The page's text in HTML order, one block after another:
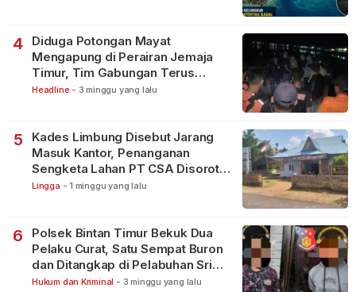
4
Diduga Potongan Mayat
Mengapung di Perairan Jemaja
Timur, Tim Gabungan Terus
Lakukan Pencarian
Headline - 3 minggu yang lalu
5
Kades Limbung Disebut Jarang
Masuk Kantor, Penanganan
Sengketa Lahan PT CSA Disorot
Warga
Lingga - 1 minggu yang lalu
6
Polsek Bintan Timur Bekuk Dua
Pelaku Curat, Satu Sempat Buron
dan Ditangkap di Pelabuhan Sri
Bintan Pura
Hukum dan Kriminal - 3 minggu yang lalu